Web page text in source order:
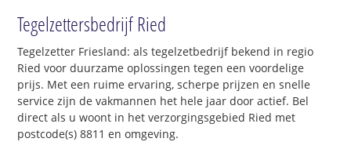
Tegelzettersbedrijf Ried
Tegelzetter Friesland: als tegelzetbedrijf bekend in regio
Ried voor duurzame oplossingen tegen een voordelige
prijs. Met een ruime ervaring, scherpe prijzen en snelle
service zijn de vakmannen het hele jaar door actief. Bel
direct als u woont in het verzorgingsgebied Ried met
postcode(s) 8811 en omgeving.